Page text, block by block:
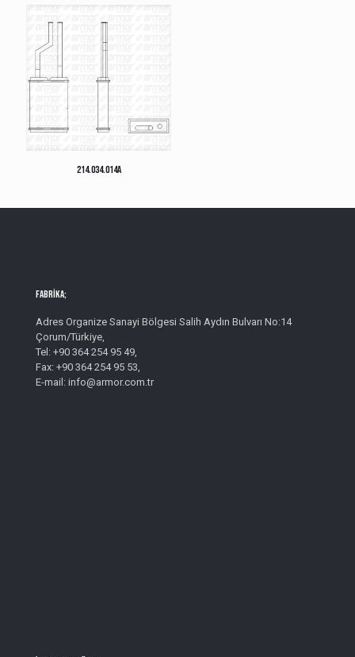
214.034.014A
Fabrika;
Adres Organize Sanayi Bölgesi Salih Aydın Bulvarı No:14
Çorum/Türkiye,
Tel: +90 364 254 95 49,
Fax: +90 364 254 95 53,
E-mail: info@armor.com.tr